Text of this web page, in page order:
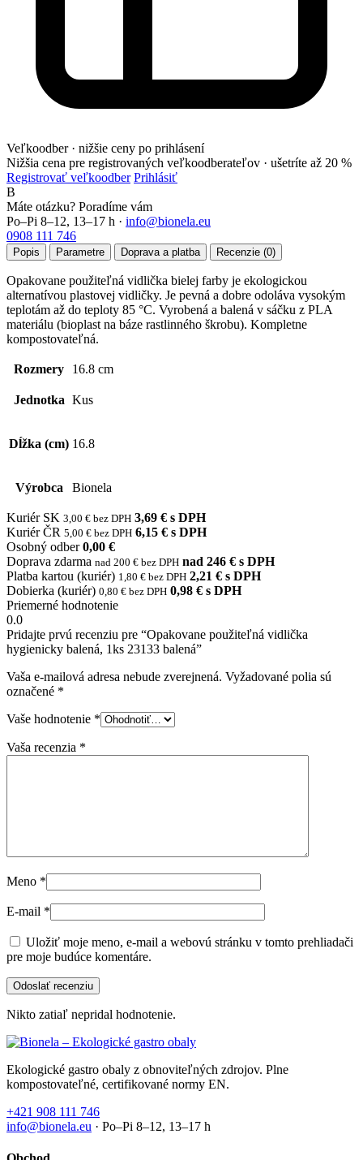
Veľkoodber · nižšie ceny po prihlásení
Nižšia cena pre registrovaných veľkoodberateľov · ušetríte až 20 %
Registrovať veľkoodber Prihlásiť
B
Máte otázku? Poradíme vám
Po–Pi 8–12, 13–17 h · info@bionela.eu
0908 111 746
Popis Parametre Doprava a platba Recenzie (0)
Opakovane použiteľná vidlička bielej farby je ekologickou
alternatívou plastovej vidličky. Je pevná a dobre odoláva vysokým
teplotám až do teploty 85 °C. Vyrobená a balená v sáčku z PLA
materiálu (bioplast na báze rastlinného škrobu). Kompletne
kompostovateľná.
Rozmery 16.8 cm
Jednotka Kus
Dĺžka (cm) 16.8
Výrobca Bionela
Kuriér SK 3,00 € bez DPH 3,69 € s DPH
Kuriér ČR 5,00 € bez DPH 6,15 € s DPH
Osobný odber 0,00 €
Doprava zdarma nad 200 € bez DPH nad 246 € s DPH
Platba kartou (kuriér) 1,80 € bez DPH 2,21 € s DPH
Dobierka (kuriér) 0,80 € bez DPH 0,98 € s DPH
Priemerné hodnotenie
0.0
Pridajte prvú recenziu pre “Opakovane použiteľná vidlička
hygienicky balená, 1ks 23133 balená”
Vaša e-mailová adresa nebude zverejnená. Vyžadované polia sú
označené *
Vaše hodnotenie *
Vaša recenzia *
Meno *
E-mail *
Uložiť moje meno, e-mail a webovú stránku v tomto prehliadači
pre moje budúce komentáre.
Nikto zatiaľ nepridal hodnotenie.
Ekologické gastro obaly z obnoviteľných zdrojov. Plne
kompostovateľné, certifikované normy EN.
+421 908 111 746
info@bionela.eu · Po–Pi 8–12, 13–17 h